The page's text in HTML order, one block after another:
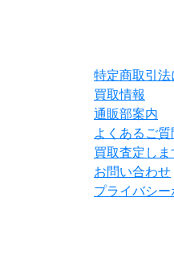
特定商取引
買取情報
通販部案内
よくあるご質
買取査定しま
お問い合わせ
プライバシ